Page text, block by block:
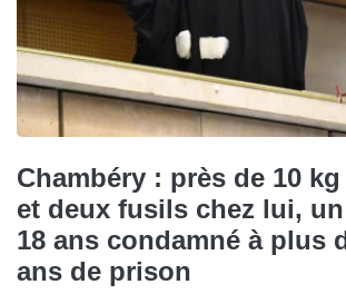
Chambéry : près de 10
et deux fusils chez lui,
18 ans condamné à plus
ans de prison